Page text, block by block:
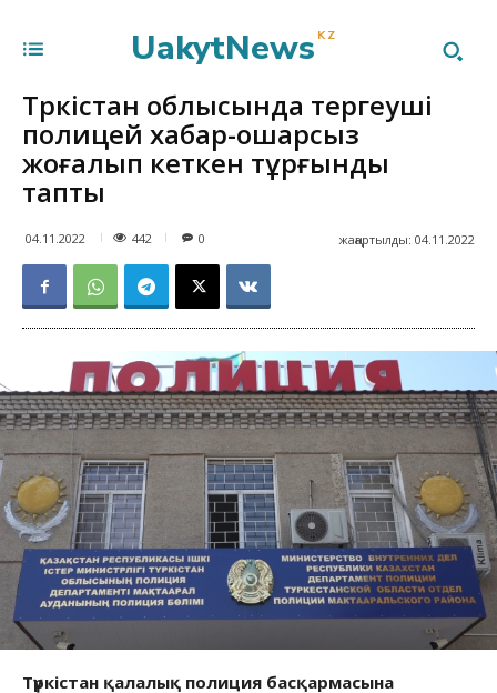
UakytNews KZ
Түркістан облысында тергеуші
полицей хабар-ошарсыз
жоғалып кеткен тұрғынды
тапты
04.11.2022 442 жаңартылды: 04.11.2022
0
Түркістан қалалық полиция басқармасына